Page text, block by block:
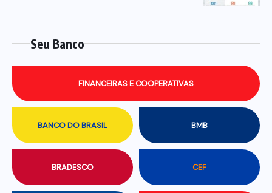
Seu Banco
BANCO DO BRASIL BMB
BRADESCO CEF
FINANCEIRAS E COOPERATIVAS